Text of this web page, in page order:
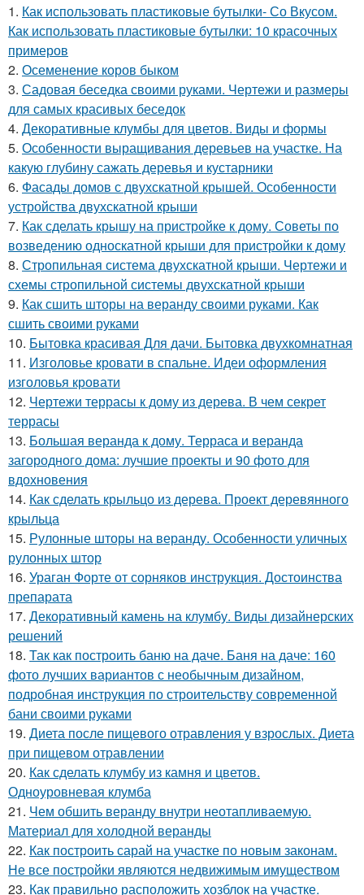
1. Как использовать пластиковые бутылки- Со Вкусом.
Как использовать пластиковые бутылки: 10 красочных
примеров
2. Осеменение коров быком
3. Садовая беседка своими руками. Чертежи и размеры
для самых красивых беседок
4. Декоративные клумбы для цветов. Виды и формы
5. Особенности выращивания деревьев на участке. На
какую глубину сажать деревья и кустарники
6. Фасады домов с двухскатной крышей. Особенности
устройства двухскатной крыши
7. Как сделать крышу на пристройке к дому. Советы по
возведению односкатной крыши для пристройки к дому
8. Стропильная система двухскатной крыши. Чертежи и
схемы стропильной системы двухскатной крыши
9. Как сшить шторы на веранду своими руками. Как
сшить своими руками
10. Бытовка красивая Для дачи. Бытовка двухкомнатная
11. Изголовье кровати в спальне. Идеи оформления
изголовья кровати
12. Чертежи террасы к дому из дерева. В чем секрет
террасы
13. Большая веранда к дому. Терраса и веранда
загородного дома: лучшие проекты и 90 фото для
вдохновения
14. Как сделать крыльцо из дерева. Проект деревянного
крыльца
15. Рулонные шторы на веранду. Особенности уличных
рулонных штор
16. Ураган Форте от сорняков инструкция. Достоинства
препарата
17. Декоративный камень на клумбу. Виды дизайнерских
решений
18. Так как построить баню на даче. Баня на даче: 160
фото лучших вариантов с необычным дизайном,
подробная инструкция по строительству современной
бани своими руками
19. Диета после пищевого отравления у взрослых. Диета
при пищевом отравлении
20. Как сделать клумбу из камня и цветов.
Одноуровневая клумба
21. Чем обшить веранду внутри неотапливаемую.
Материал для холодной веранды
22. Как построить сарай на участке по новым законам.
Не все постройки являются недвижимым имуществом
23. Как правильно расположить хозблок на участке.